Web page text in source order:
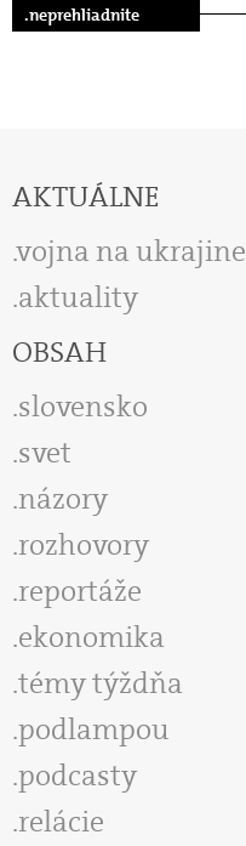
.neprehliadnite
AKTUÁLNE
vojna na ukrajine
aktuality
OBSAH
slovensko
svet
názory
rozhovory
reportáže
ekonomika
témy týždňa
podlampou
podcasty
relácie